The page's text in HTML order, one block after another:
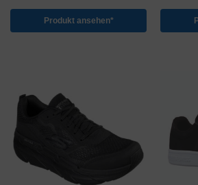
Produkt ansehen*